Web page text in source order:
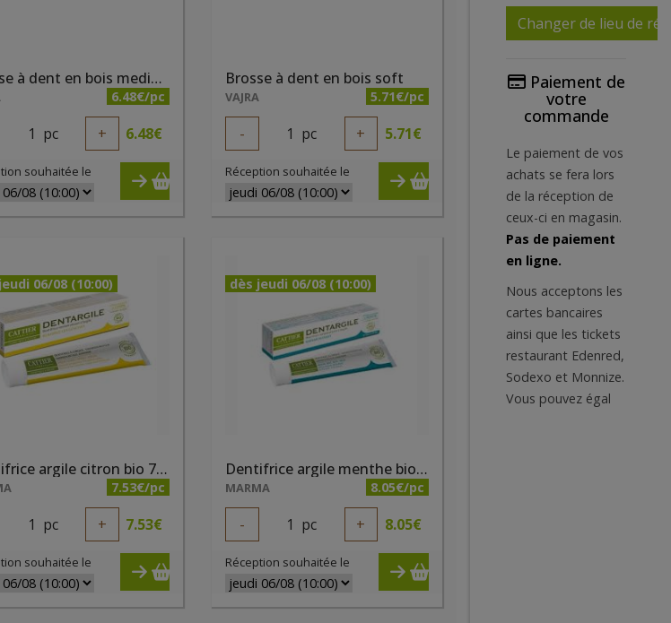
Brosse à dent en bois medium
6.48€/pc
1 pc + 6.48€
souhaitée le
Brosse à dent en bois soft
VAJRA 5.71€/pc
- 1 pc + 5.71€
Réception souhaitée le
06/08 (10:00)
Dentifrice argile citron bio 75ml Cattier
7.53€/pc
1 pc + 7.53€
souhaitée le
dès jeudi 06/08 (10:00)
Dentifrice argile menthe bio 75ml Cattier
MARMA 8.05€/pc
- 1 pc + 8.05€
Réception souhaitée le
Changer de lieu de
Paiement de
votre
commande
Le paiement de vos
achats se fera lors
de la réception de
ceux-ci en magasin.
Pas de paiement
en ligne.
Nous acceptons les
cartes bancaires
ainsi que les tickets
restaurant Edenred,
Sodexo et Monnize.
Vous pouvez égal